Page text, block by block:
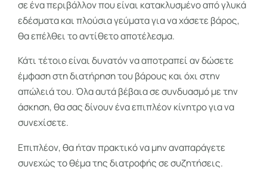
σε ένα περιβάλλον που είναι κατακλυσμένο από γλυκά
εδέσματα και πλούσια γεύματα για να χάσετε βάρος,
θα επέλθει το αντίθετο αποτέλεσμα.
Κάτι τέτοιο είναι δυνατόν να αποτραπεί αν δώσετε
έμφαση στη διατήρηση του βάρους και όχι στην
απώλειά του. Όλα αυτά βέβαια σε συνδυασμό με την
άσκηση, θα σας δίνουν ένα επιπλέον κίνητρο για να
συνεχίσετε.
Επιπλέον, θα ήταν πρακτικό να μην αναπαράγετε
συνεχώς το θέμα της διατροφής σε συζητήσεις.